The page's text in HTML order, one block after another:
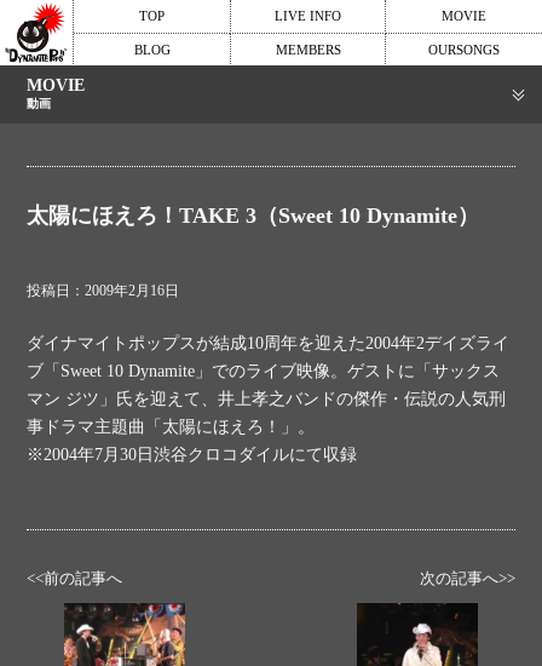
TOP LIVE INFO MOVIE
BLOG MEMBERS OURSONGS
MOVIE
動画
太陽にほえろ！TAKE 3（Sweet 10 Dynamite）
投稿日：2009年2月16日
ダイナマイトポップスが結成10周年を迎えた2004年2デイズライ
ブ「Sweet 10 Dynamite」でのライブ映像。ゲストに「サックス
マン ジツ」氏を迎えて、井上孝之バンドの傑作・伝説の人気刑
事ドラマ主題曲「太陽にほえろ！」。
※2004年7月30日渋谷クロコダイルにて収録
<<前の記事へ 次の記事へ>>